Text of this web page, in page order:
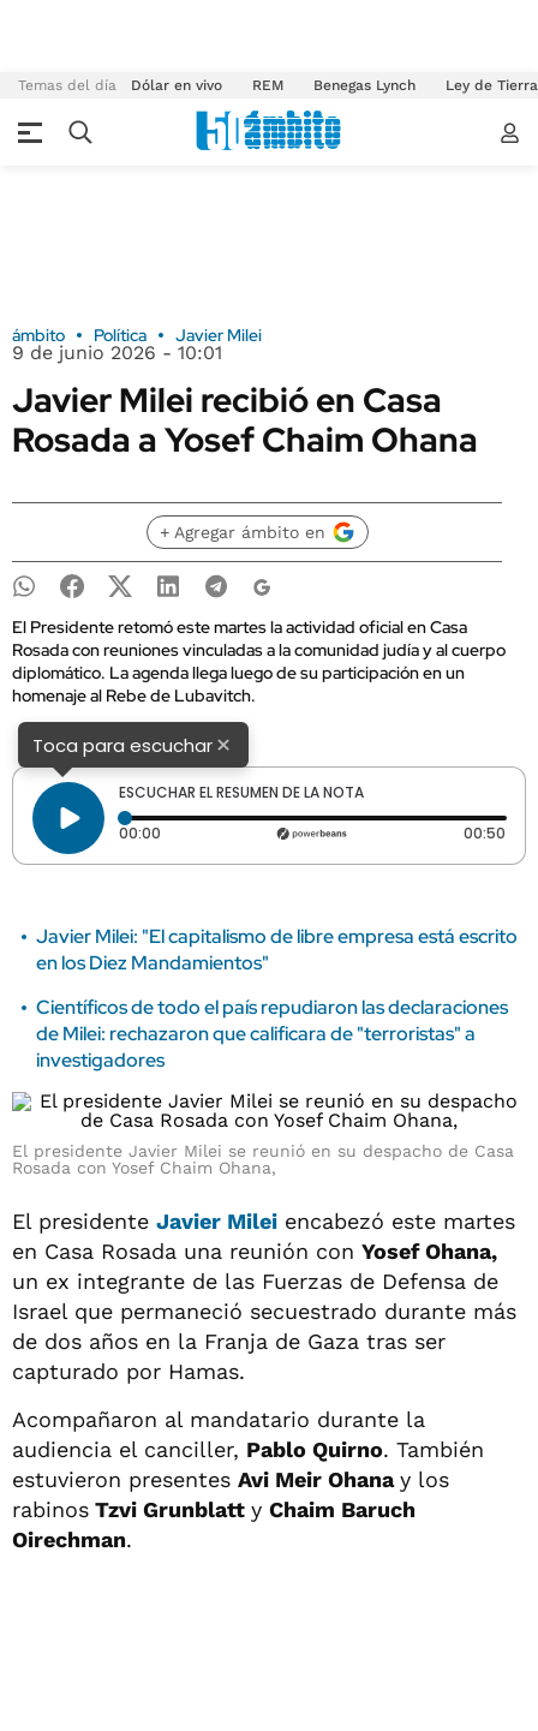
Temas del día Dólar en vivo REM Benegas Lynch Ley de
ámbito Política Javier Milei
9 de junio 2026 - 10:01
Javier Milei recibió en Casa
Rosada a Yosef Chaim Ohana
+ Agregar ámbito en
El Presidente retomó este martes la actividad oficial en Casa
Rosada con reuniones vinculadas a la comunidad judía y al cuerpo
diplomático. La agenda llega luego de su participación en un
homenaje al Rebe de Lubavitch.
Toca para escuchar×
ESCUCHAR EL RESUMEN DE LA NOTA
00:00 Tiempo transcurrido: 0 segundos 00:50
Javier Milei: "El capitalismo de libre empresa está escrito
en los Diez Mandamientos"
Científicos de todo el país repudiaron las declaraciones
de Milei: rechazaron que calificara de "terroristas" a
investigadores
El presidente Javier Milei se reunió en su despacho de Casa
Rosada con Yosef Chaim Ohana,
El presidente Javier Milei encabezó este martes
en Casa Rosada una reunión con Yosef Ohana,
un ex integrante de las Fuerzas de Defensa de
Israel que permaneció secuestrado durante más
de dos años en la Franja de Gaza tras ser
capturado por Hamas.
Acompañaron al mandatario durante la
audiencia el canciller, Pablo Quirno. También
estuvieron presentes Avi Meir Ohanay los
rabinos Tzvi Grunblatt y Chaim Baruch
Oirechman.